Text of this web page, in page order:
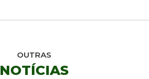
OUTRAS
NOTÍCIAS